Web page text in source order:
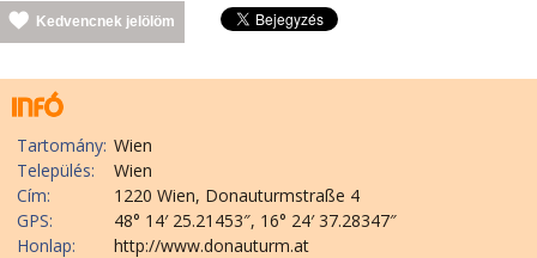
Kedvencnek jelölöm
Tartomány: Wien
Település:
Wien
Cím:
1220 Wien, Donauturmstraße 4
GPS:
48° 14′ 25.21453″, 16° 24′ 37.28347″
Honlap:
http://www.donauturm.at